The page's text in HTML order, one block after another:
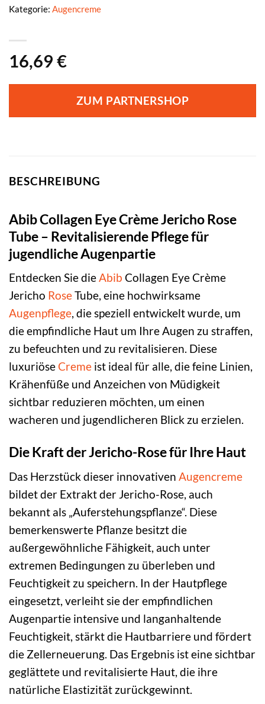
16,69 €
ZUM PARTNERSHOP
Kategorie: Augencreme
BESCHREIBUNG
Abib Collagen Eye Crème Jericho Rose
Tube – Revitalisierende Pflege für
jugendliche Augenpartie
Entdecken Sie dieAbib Collagen Eye Crème
Jericho RoseTube, eine hochwirksame
Augenpflege, die speziell entwickelt wurde, um
die empfindliche Haut um Ihre Augen zu straffen,
zu befeuchten und zu revitalisieren. Diese
luxuriöseCreme ist ideal für alle, die feine Linien,
Krähenfüße und Anzeichen von Müdigkeit
sichtbar reduzieren möchten, um einen
wacheren und jugendlicheren Blick zu erzielen.
Die Kraft der Jericho-Rose für Ihre Haut
Das Herzstück dieser innovativen Augencreme
bildet der Extrakt der Jericho-Rose, auch
bekannt als „Auferstehungspflanze“. Diese
bemerkenswerte Pflanze besitzt die
außergewöhnliche Fähigkeit, auch unter
extremen Bedingungen zu überleben und
Feuchtigkeit zu speichern. In der Hautpflege
eingesetzt, verleiht sie der empfindlichen
Augenpartie intensive und langanhaltende
Feuchtigkeit, stärkt die Hautbarriere und fördert
die Zellerneuerung. Das Ergebnis ist eine sichtbar
geglättete und revitalisierte Haut, die ihre
natürliche Elastizität zurückgewinnt.